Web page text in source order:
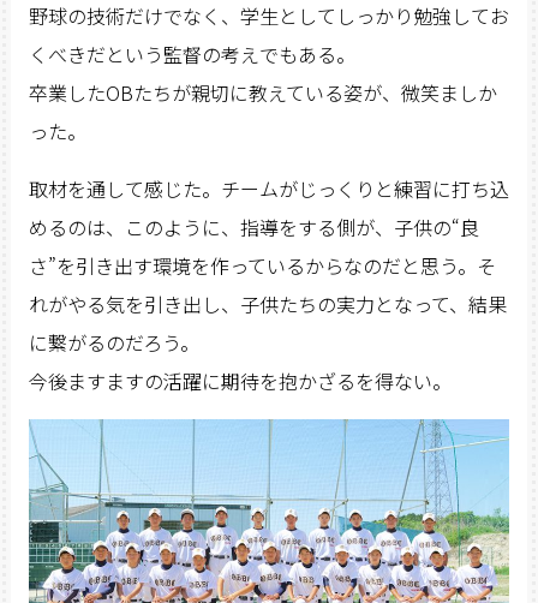
野球の技術だけでなく、学生としてしっかり勉強してお
くべきだという監督の考えでもある。
卒業したOBたちが親切に教えている姿が、微笑ましか
った。
取材を通して感じた。チームがじっくりと練習に打ち込
めるのは、このように、指導をする側が、子供の“良
さ”を引き出す環境を作っているからなのだと思う。そ
れがやる気を引き出し、子供たちの実力となって、結果
に繋がるのだろう。
今後ますますの活躍に期待を抱かざるを得ない。